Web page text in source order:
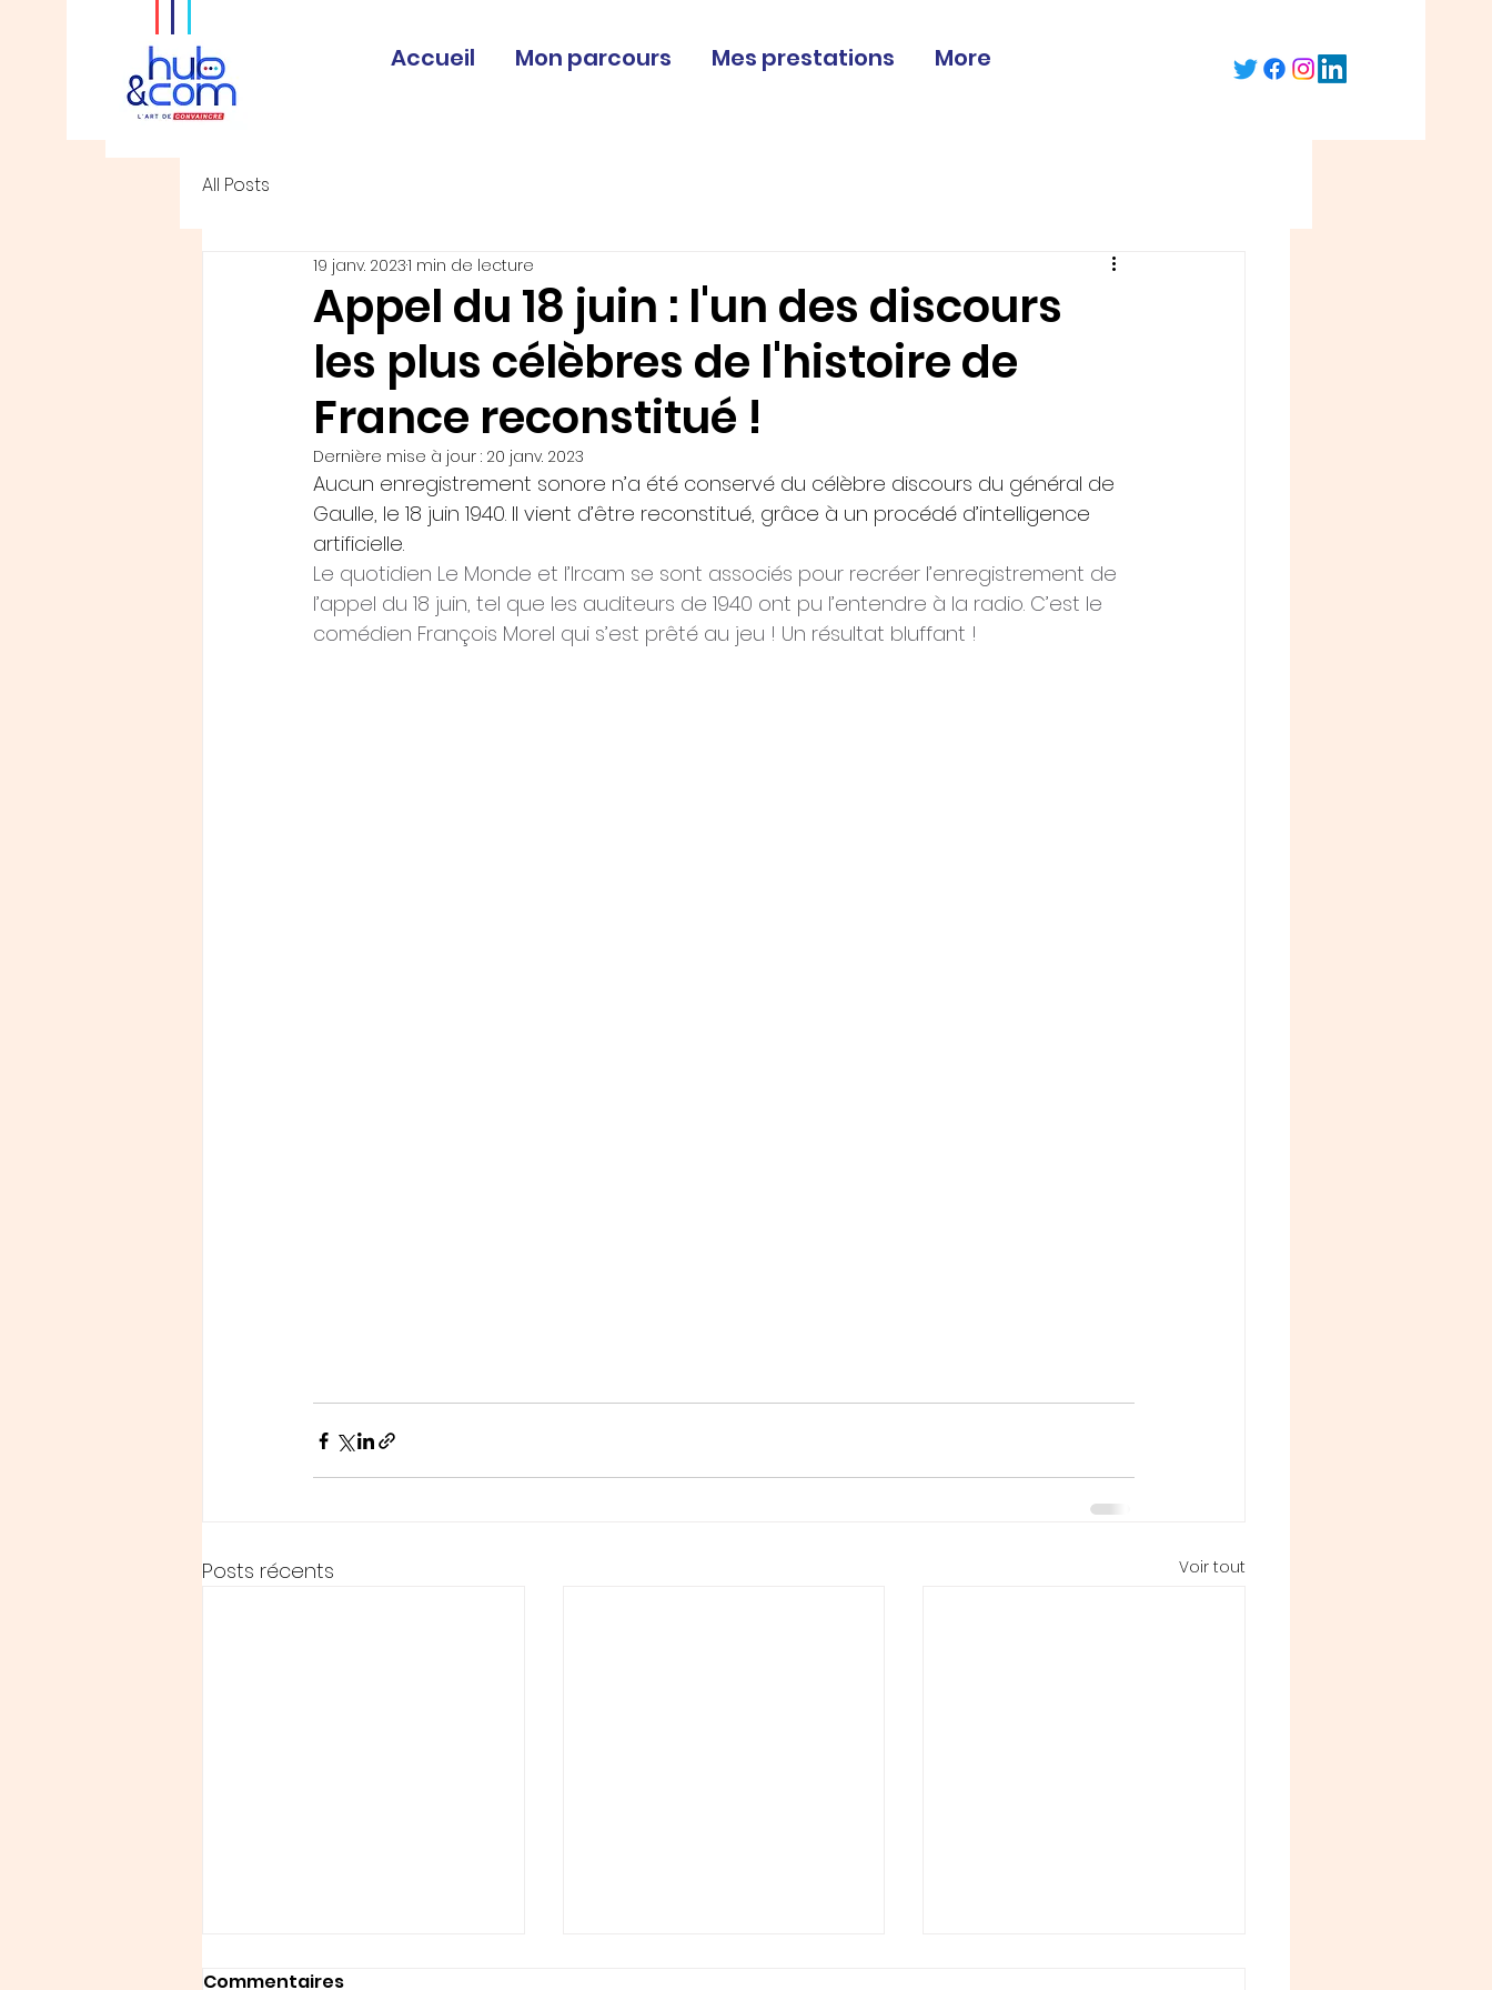
Accueil Mon parcours Mes prestations More
All Posts
Appel du 18 juin : l'un des discours
les plus célèbres de l'histoire de
France reconstitué !
19 janv. 20231 min de lecture
Dernière mise à jour : 20 janv. 2023
Aucun enregistrement sonore n’a été conservé du célèbre discours du général de
Gaulle, le 18 juin 1940. Il vient d’être reconstitué, grâce à un procédé d’intelligence
artificielle.
Le quotidien Le Monde et l’Ircam se sont associés pour recréer l’enregistrement de
l’appel du 18 juin, tel que les auditeurs de 1940 ont pu l’entendre à la radio. C’est le
comédien François Morel qui s’est prêté au jeu ! Un résultat bluffant !
Posts récents Voir tout
Commentaires